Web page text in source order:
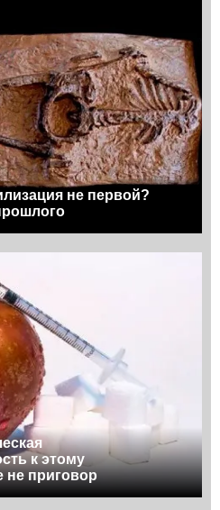
не первой?
к этому
не приговор